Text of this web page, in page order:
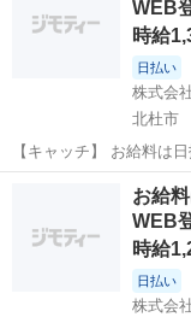
WEB
時給
日払い
北杜市
【キャッチ】 お給料は
OK！「食品の品質管理/
代～40代のスタッフが多数活躍中★ 【コメント
★未経験で働いてみ...
一
お給
WEB
時給
日払い